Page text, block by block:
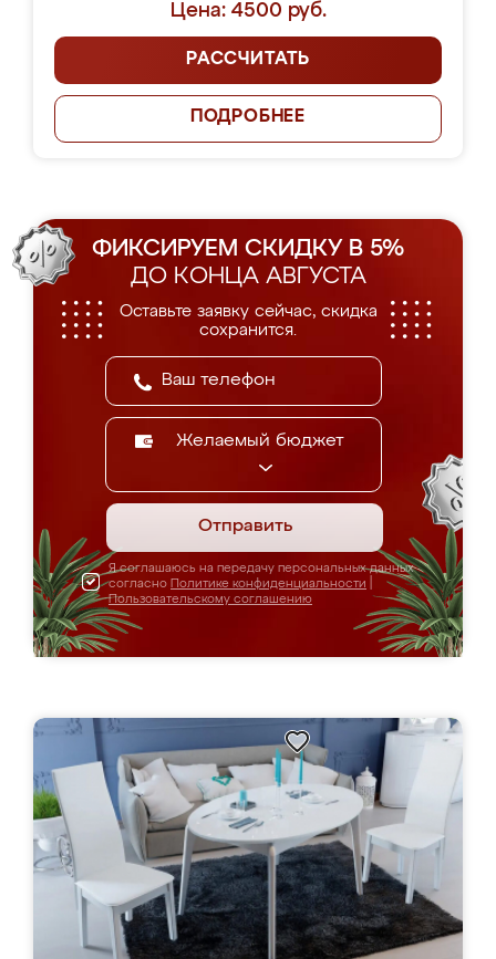
Цена: 4500 руб.
РАССЧИТАТЬ
ПОДРОБНЕЕ
ФИКСИРУЕМ СКИДКУ В 5%
ДО КОНЦА АВГУСТА
Оставьте заявку сейчас, скидка
сохранится.
Желаемый бюджет
Отправить
Я соглашаюсь на передачу персональных данных
согласно Политике конфиденциальности
Пользовательскому соглашению